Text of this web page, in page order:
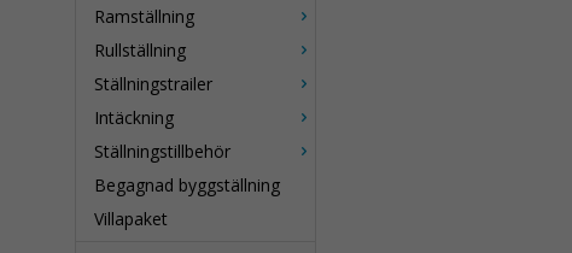
Ramställning
Rullställning
Ställningstrailer
Intäckning
Ställningstillbehör
Begagnad byggställning
Villapaket